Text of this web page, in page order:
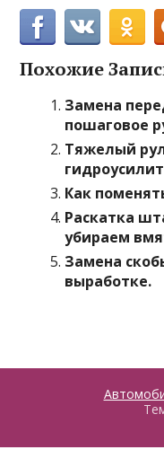
Похожие
Замена
пошаговое
Тяжелый
Как
Раскатка
убираем
Замена
выработке.